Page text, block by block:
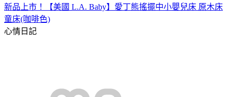
新品上市！【美國 L.A. Baby】愛丁熊搖擺中小嬰兒床 原木床
童床(咖啡色)
心情日記